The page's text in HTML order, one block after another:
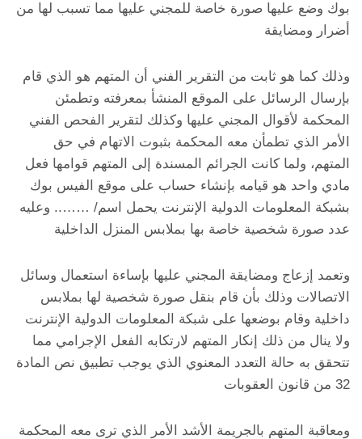
بوك وضع عليها صورة خاصة للمجني عليها مما تسبب لها من
أضرار ومضايقة
وذلك كما هو ثابت من التقرير الفني أن المتهم هو الذي قام
بإرسال الرسائل على الموقع المنشأ بمعرفته وتطمئن
المحكمة لأقوال المجني عليها وكذلك لتقرير الفحص الفني
الأمر الذي تطمأن معه المحكمة بثبوت الاتهام في حق
المتهم، ولما كانت الجرائم المسندة إلى المتهم قوامها فعل
مادي واحد هو قيامه بإنشاء حساب على موقع الفيس بوك
بشبكة المعلومات الدولية الإنترنت يحمل اسم/ …….. وعليه
عدد صورة شخصية خاصة بها بملابس المنزل الداخلية
وتعمد إزعاج ومضايقة المجني عليها بإساءة استعمال وسائل
الاتصالات وذلك بأن قام بنقل صورة شخصية لها بملابس
داخلية وقام بوضعها على شبكة المعلومات الدولية الإنترنت
ولا ينال من ذلك إنكار المتهم لارتكابه الفعل الإجرامي مما
تتحقق به حالة التعدد المعنوي الذي يوجب تطبيق نص المادة
32 من قانون العقوبات
ومعاقبة المتهم بالجريمة الأشد الأمر الذي ترى معه المحكمة